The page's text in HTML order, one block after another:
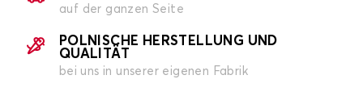
auf der ganzen Seite
POLNISCHE HERSTELLUNG UND
QUALITÄT
bei uns in unserer eigenen Fabrik